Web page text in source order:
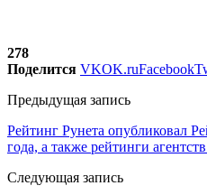
278
Поделится VKOK.ruFacebook
Предыдущая запись
Рейтинг Рунета опубликовал
года, а также рейтинги
Следующая запись